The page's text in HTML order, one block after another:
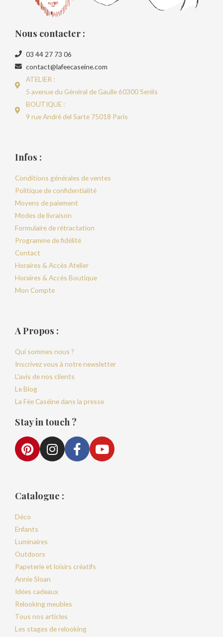
Nous contacter :
03 44 27 73 06
contact@lafeecaseine.com
ATELIER :
5 avenue du Général de Gaulle 60300 Senlis
BOUTIQUE :
9 rue André del Sarte 75018 Paris
Infos :
Conditions générales de ventes
Politique de confidentialité
Moyens de paiement
Modes de livraison
Formulaire de rétractation
Programme de fidélité
Contact
Horaires & Accès Atelier
Horaires & Accès Boutique
Mon Compte
A Propos :
Qui sommes nous ?
Inscrivez vous à notre newsletter
L'avis de nos clients
Le Blog
La Fée Caséine dans la presse
Stay in touch ?
Catalogue :
Déco
Enfants
Luminaires
Outdoors
Papeterie et loisirs créatifs
Annie Sloan
Idées cadeaux
Relooking meubles
Tous nos articles
Les stages de relooking